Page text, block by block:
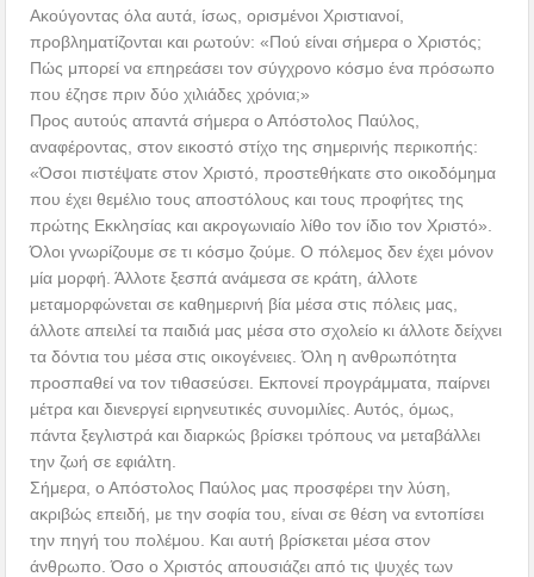
Ακούγοντας όλα αυτά, ίσως, ορισμένοι Χριστιανοί,
προβληματίζονται και ρωτούν: «Πού είναι σήμερα ο Χριστός;
Πώς μπορεί να επηρεάσει τον σύγχρονο κόσμο ένα πρόσωπο
που έζησε πριν δύο χιλιάδες χρόνια;»
Προς αυτούς απαντά σήμερα ο Απόστολος Παύλος,
αναφέροντας, στον εικοστό στίχο της σημερινής περικοπής:
«Όσοι πιστέψατε στον Χριστό, προστεθήκατε στο οικοδόμημα
που έχει θεμέλιο τους αποστόλους και τους προφήτες της
πρώτης Εκκλησίας και ακρογωνιαίο λίθο τον ίδιο τον Χριστό».
Όλοι γνωρίζουμε σε τι κόσμο ζούμε. Ο πόλεμος δεν έχει μόνον
μία μορφή. Άλλοτε ξεσπά ανάμεσα σε κράτη, άλλοτε
μεταμορφώνεται σε καθημερινή βία μέσα στις πόλεις μας,
άλλοτε απειλεί τα παιδιά μας μέσα στο σχολείο κι άλλοτε δείχνει
τα δόντια του μέσα στις οικογένειες. Όλη η ανθρωπότητα
προσπαθεί να τον τιθασεύσει. Εκπονεί προγράμματα, παίρνει
μέτρα και διενεργεί ειρηνευτικές συνομιλίες. Αυτός, όμως,
πάντα ξεγλιστρά και διαρκώς βρίσκει τρόπους να μεταβάλλει
την ζωή σε εφιάλτη.
Σήμερα, ο Απόστολος Παύλος μας προσφέρει την λύση,
ακριβώς επειδή, με την σοφία του, είναι σε θέση να εντοπίσει
την πηγή του πολέμου. Και αυτή βρίσκεται μέσα στον
άνθρωπο. Όσο ο Χριστός απουσιάζει από τις ψυχές των